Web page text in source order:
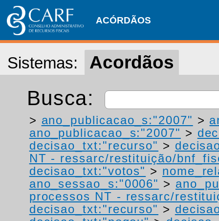
ACÓRDÃOS
Sistemas: Acordãos
Busca:
> ano_publicacao_s:"2007" >
ano_publicacao_s:"2007" >
decisao_txt:"recurso" >
NT - ressarc/restituição/
decisao_txt:"votos" >
ano_sessao_s:"0006" >
processos NT - ressarc/
decisao_txt:"recurso" >